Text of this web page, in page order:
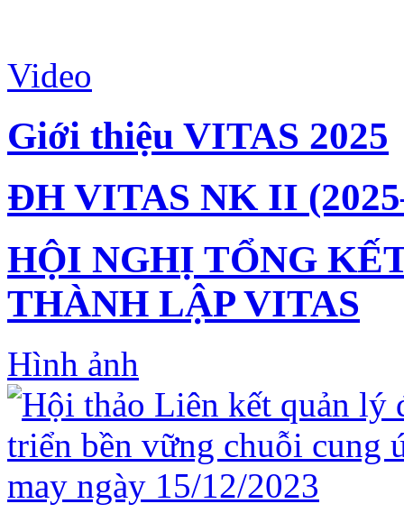
Video
Giới thiệu VITAS 2025
ĐH VITAS NK II
HỘI NGHỊ TỔNG
THÀNH LẬP VITAS
Hình ảnh